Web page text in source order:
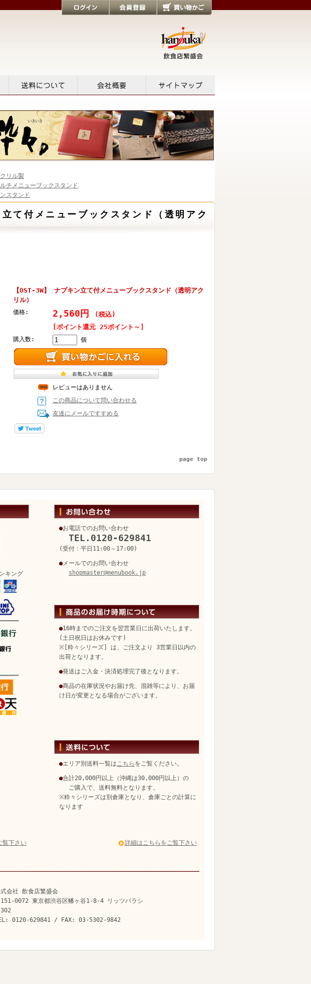
リル製
チメニューブックスタンド
スタンド
て付メニューブックスタンド（透明アク
【OST-3W】 ナプキン立て付メニューブックスタンド（透明アク
リル）
価格: 2,560円
(税込)
[ポイント還元 25ポイント～]
購入数: 個
レビューはありません
この商品について問い合わせる
友達にメールですすめる
page top
キング
覧下さい
●お電話でのお問い合わせ
TEL.0120-629841
(受付：平日11:00～17:00)
●メールでのお問い合わせ
shopmaster@menubook.jp
●16時までのご注文を翌営業日に出荷いたします。
(土日祝日はお休みです)
※[粋々シリーズ] は、ご注文より 3営業日以内の
出荷となります。
●発送はご入金・決済処理完了後となります。
●商品の在庫状況やお届け先、混雑等により、お届
け日が変更となる場合がございます。
●エリア別送料一覧はこちら をご覧ください。
●合計20,000円以上（沖縄は30,000円以上）の
ご購入で、送料無料となります。
※粋々シリーズは別倉庫となり、倉庫ごとの計算に
なります
詳細はこちらをご覧下さい
会社 飲食店繁盛会
0072 東京都渋谷区幡ヶ谷1-8-4 リッツパラシ
0120-629841 / FAX: 03-5302-9842